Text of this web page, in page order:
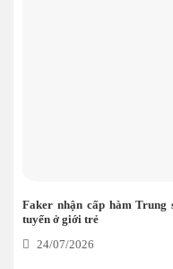
Faker nhận cấp hàm
tuyến ở giới trẻ
24/07/2026